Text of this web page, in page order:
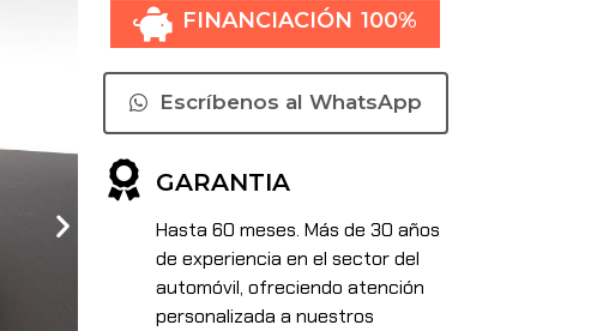
FINANCIACIÓN 100%
Escríbenos al WhatsApp
GARANTIA
Hasta 60 meses. Más de 30 años
de experiencia en el sector del
automóvil, ofreciendo atención
personalizada a nuestros